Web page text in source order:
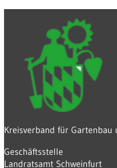
Kreisverband für Gartenbau
Geschäftsstelle
Landratsamt Schweinfurt